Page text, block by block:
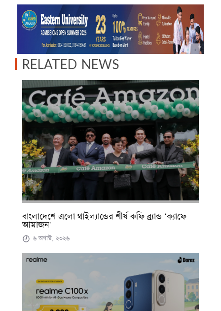
RELATED NEWS
বাংলাদেশে এলো থাইল্যান্ডের শীর্ষ কফি ব্র্যান্ড ‘ক্যাফে
আমাজন'
৬ অগাস্ট, ২০২৬